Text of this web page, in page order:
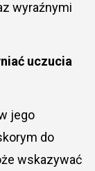
wyraźnymi
uczucia
jego
do
wskazywać